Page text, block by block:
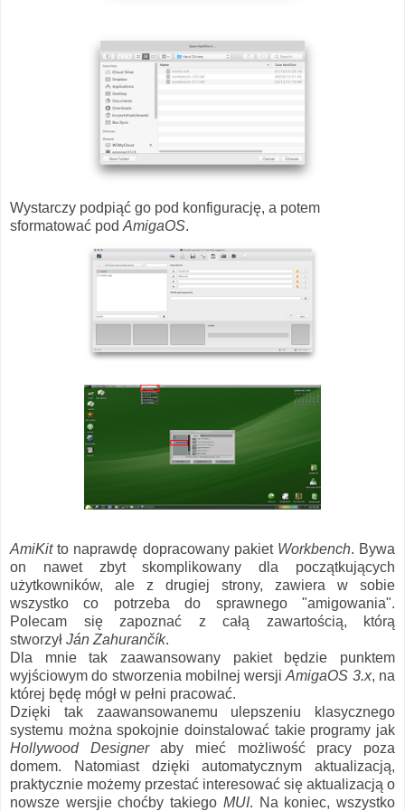
Wystarczy podpiąć go pod konfigurację, a potem
sformatować pod AmigaOS.
AmiKitto naprawdę dopracowany pakiet Workbench. Bywa
on nawet zbyt skomplikowany dla początkujących
użytkowników, ale z drugiej strony, zawiera w sobie
wszystko co potrzeba do sprawnego "amigowania".
Polecam się zapoznać z całą zawartością, którą
stworzył Ján Zahurančík.
Dla mnie tak zaawansowany pakiet będzie punktem
wyjściowym do stworzenia mobilnej wersjiAmigaOS 3.x, na
której będę mógł w pełni pracować.
Dzięki tak zaawansowanemu ulepszeniu klasycznego
systemu można spokojnie doinstalować takie programy jak
Hollywood Designeraby mieć możliwość pracy poza
domem. Natomiast dzięki automatycznym aktualizacją,
praktycznie możemy przestać interesować się aktualizacją o
nowsze wersjie choćby takiego MUI. Na koniec, wszystko